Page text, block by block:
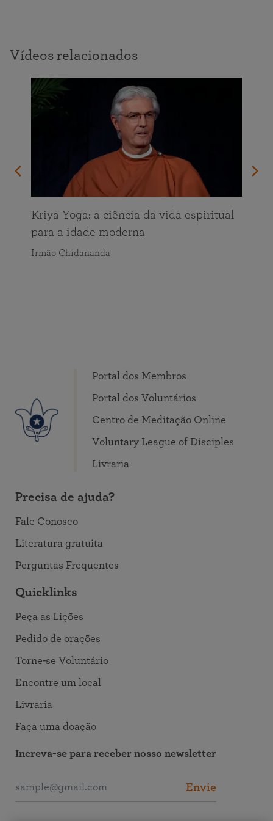
Vídeos relacionados
Kriya Yoga: a ciência da vida espiritual
para a idade moderna
Irmão Chidananda
Portal dos Membros
Portal dos Voluntários
Centro de Meditação Online
Voluntary League of Disciples
Livraria
Precisa de ajuda?
Fale Conosco
Literatura gratuita
Perguntas Frequentes
Quicklinks
Peça as Lições
Pedido de orações
Torne-se Voluntário
Encontre um local
Livraria
Faça uma doação
Increva-se para receber nosso newsletter
Envie